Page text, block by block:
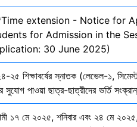
extension - Notice for
for Admission in the
30 June 2025)
২৫ শিক্ষাবর্ষের স্নাতক (লেভেল-১,
সুযোগ পাওয়া ছাত্র-ছাত্রীদের ভর্তি
১৭ মে ২০২৫, শনিবার এবং ২৪ মে ২০২৫,